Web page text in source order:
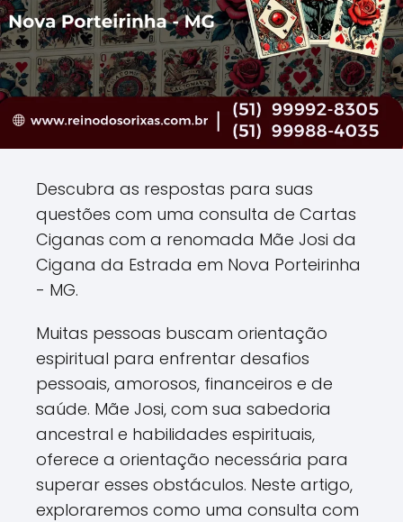
Descubra as respostas para suas
questões com uma consulta de Cartas
Ciganas com a renomada Mãe Josi da
Cigana da Estrada em Nova Porteirinha
- MG.
Muitas pessoas buscam orientação
espiritual para enfrentar desafios
pessoais, amorosos, financeiros e de
saúde. Mãe Josi, com sua sabedoria
ancestral e habilidades espirituais,
oferece a orientação necessária para
superar esses obstáculos. Neste artigo,
exploraremos como uma consulta com